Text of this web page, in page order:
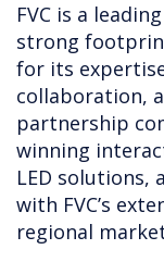
FVC is a
strong
for its
collaboration,
partnership
winning
LED solutions,
with FVC’s
regional